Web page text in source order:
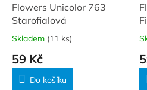
Flowers Unicolor 763
Starofialová
Skladem (11 ks)
59 Kč
Do košíku